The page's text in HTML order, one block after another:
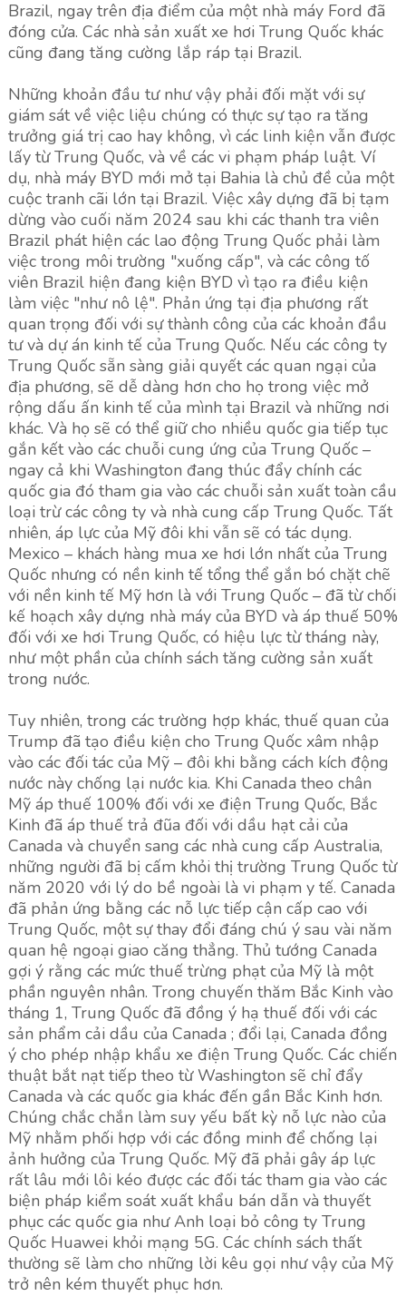
Brazil, ngay trên địa điểm của một nhà máy Ford đã
đóng cửa. Các nhà sản xuất xe hơi Trung Quốc khác
cũng đang tăng cường lắp ráp tại Brazil.
Những khoản đầu tư như vậy phải đối mặt với sự
giám sát về việc liệu chúng có thực sự tạo ra tăng
trưởng giá trị cao hay không, vì các linh kiện vẫn được
lấy từ Trung Quốc, và về các vi phạm pháp luật. Ví
dụ, nhà máy BYD mới mở tại Bahia là chủ đề của một
cuộc tranh cãi lớn tại Brazil. Việc xây dựng đã bị tạm
dừng vào cuối năm 2024 sau khi các thanh tra viên
Brazil phát hiện các lao động Trung Quốc phải làm
việc trong môi trường "xuống cấp", và các công tố
viên Brazil hiện đang kiện BYD vì tạo ra điều kiện
làm việc "như nô lệ". Phản ứng tại địa phương rất
quan trọng đối với sự thành công của các khoản đầu
tư và dự án kinh tế của Trung Quốc. Nếu các công ty
Trung Quốc sẵn sàng giải quyết các quan ngại của
địa phương, sẽ dễ dàng hơn cho họ trong việc mở
rộng dấu ấn kinh tế của mình tại Brazil và những nơi
khác. Và họ sẽ có thể giữ cho nhiều quốc gia tiếp tục
gắn kết vào các chuỗi cung ứng của Trung Quốc –
ngay cả khi Washington đang thúc đẩy chính các
quốc gia đó tham gia vào các chuỗi sản xuất toàn cầu
loại trừ các công ty và nhà cung cấp Trung Quốc. Tất
nhiên, áp lực của Mỹ đôi khi vẫn sẽ có tác dụng.
Mexico – khách hàng mua xe hơi lớn nhất của Trung
Quốc nhưng có nền kinh tế tổng thể gắn bó chặt chẽ
với nền kinh tế Mỹ hơn là với Trung Quốc – đã từ chối
kế hoạch xây dựng nhà máy của BYD và áp thuế 50%
đối với xe hơi Trung Quốc, có hiệu lực từ tháng này,
như một phần của chính sách tăng cường sản xuất
trong nước.
Tuy nhiên, trong các trường hợp khác, thuế quan của
Trump đã tạo điều kiện cho Trung Quốc xâm nhập
vào các đối tác của Mỹ – đôi khi bằng cách kích động
nước này chống lại nước kia. Khi Canada theo chân
Mỹ áp thuế 100% đối với xe điện Trung Quốc, Bắc
Kinh đã áp thuế trả đũa đối với dầu hạt cải của
Canada và chuyển sang các nhà cung cấp Australia,
những người đã bị cấm khỏi thị trường Trung Quốc từ
năm 2020 với lý do bề ngoài là vi phạm y tế. Canada
đã phản ứng bằng các nỗ lực tiếp cận cấp cao với
Trung Quốc, một sự thay đổi đáng chú ý sau vài năm
quan hệ ngoại giao căng thẳng. Thủ tướng Canada
gợi ý rằng các mức thuế trừng phạt của Mỹ là một
phần nguyên nhân. Trong chuyến thăm Bắc Kinh vào
tháng 1, Trung Quốc đã đồng ý hạ thuế đối với các
sản phẩm cải dầu của Canada ; đổi lại, Canada đồng
ý cho phép nhập khẩu xe điện Trung Quốc. Các chiến
thuật bắt nạt tiếp theo từ Washington sẽ chỉ đẩy
Canada và các quốc gia khác đến gần Bắc Kinh hơn.
Chúng chắc chắn làm suy yếu bất kỳ nỗ lực nào của
Mỹ nhằm phối hợp với các đồng minh để chống lại
ảnh hưởng của Trung Quốc. Mỹ đã phải gây áp lực
rất lâu mới lôi kéo được các đối tác tham gia vào các
biện pháp kiểm soát xuất khẩu bán dẫn và thuyết
phục các quốc gia như Anh loại bỏ công ty Trung
Quốc Huawei khỏi mạng 5G. Các chính sách thất
thường sẽ làm cho những lời kêu gọi như vậy của Mỹ
trở nên kém thuyết phục hơn.